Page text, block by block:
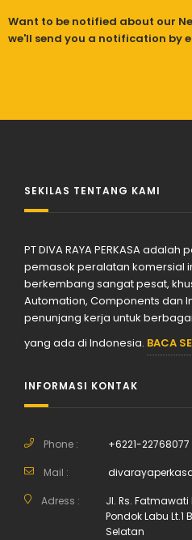
Want to be notified about our
we'll send you a notification by
SEKILAS TENTANG KAMI
PT DIVA RAYA PERKASA
pemasok peralatan komersial
berkembang sangat pesat,
Automation, Components dan
penunjang kerja untuk
yang ada di Indonesia. BACA
INFORMASI KONTAK
Phone : +6221-22768077
Mail :
Adress :
Jl. Rs.
Pondok Labu Lt.1
Selatan